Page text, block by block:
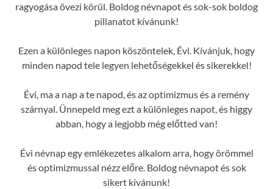
ragyogása övezi körül. Boldog névnapot és sok-sok boldog
pillanatot kívánunk!
Ezen a különleges napon köszöntelek, Évi. Kívánjuk, hogy
minden napod tele legyen lehetőségekkel és sikerekkel!
Évi, ma a nap a te napod, és az optimizmus és a remény
szárnyal. Ünnepeld meg ezt a különleges napot, és higgy
abban, hogy a legjobb még előtted van!
Évi névnap egy emlékezetes alkalom arra, hogy örömmel
és optimizmussal nézz előre. Boldog névnapot és sok
sikert kívánunk!